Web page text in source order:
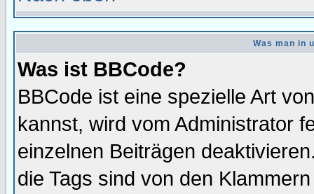
Was man in
Was ist BBCode?
BBCode ist eine spezielle Art
kannst, wird vom Administrator
einzelnen Beiträgen
die Tags sind von den